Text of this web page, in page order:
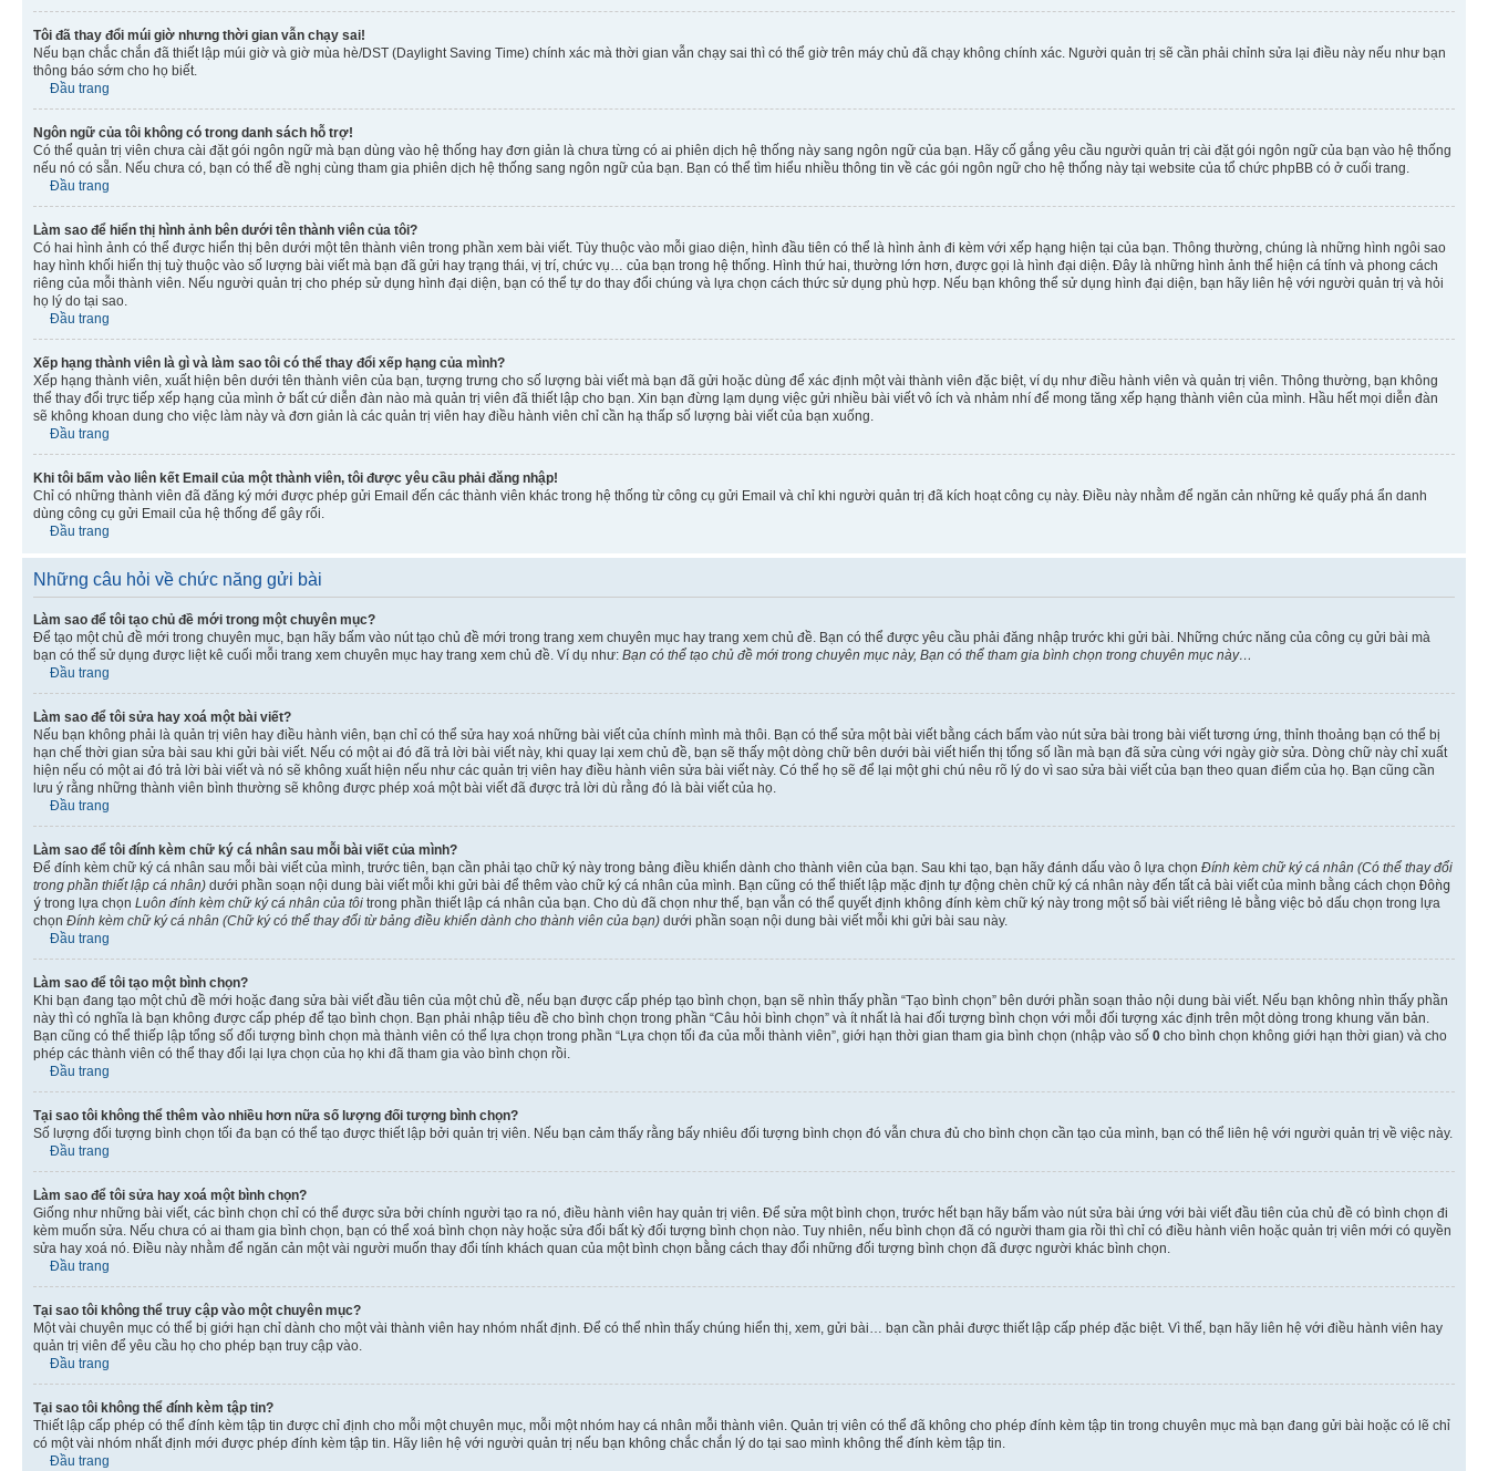
Tôi đã thay đổi múi giờ nhưng thời gian vẫn chạy sai!
Nếu bạn chắc chắn đã thiết lập múi giờ và giờ mùa hè/DST (Daylight Saving Time) chính xác mà thời gian vẫn chạy sai thì có thể giờ trên máy chủ đã chạy không chính xác. Người quản trị sẽ cần phải chỉnh sửa lại điều này nếu như bạn
thông báo sớm cho họ biết.
Đầu trang
Ngôn ngữ của tôi không có trong danh sách hỗ trợ!
Có thể quản trị viên chưa cài đặt gói ngôn ngữ mà bạn dùng vào hệ thống hay đơn giản là chưa từng có ai phiên dịch hệ thống này sang ngôn ngữ của bạn. Hãy cố gắng yêu cầu người quản trị cài đặt gói ngôn ngữ của bạn vào hệ thống
nếu nó có sẵn. Nếu chưa có, bạn có thể đề nghị cùng tham gia phiên dịch hệ thống sang ngôn ngữ của bạn. Bạn có thể tìm hiểu nhiều thông tin về các gói ngôn ngữ cho hệ thống này tại website của tổ chức phpBB có ở cuối trang.
Đầu trang
Làm sao để hiển thị hình ảnh bên dưới tên thành viên của tôi?
Có hai hình ảnh có thể được hiển thị bên dưới một tên thành viên trong phần xem bài viết. Tùy thuộc vào mỗi giao diện, hình đầu tiên có thể là hình ảnh đi kèm với xếp hạng hiện tại của bạn. Thông thường, chúng là những hình ngôi sao
hay hình khối hiển thị tuỳ thuộc vào số lượng bài viết mà bạn đã gửi hay trạng thái, vị trí, chức vụ… của bạn trong hệ thống. Hình thứ hai, thường lớn hơn, được gọi là hình đại diện. Đây là những hình ảnh thể hiện cá tính và phong cách
riêng của mỗi thành viên. Nếu người quản trị cho phép sử dụng hình đại diện, bạn có thể tự do thay đổi chúng và lựa chọn cách thức sử dụng phù hợp. Nếu bạn không thể sử dụng hình đại diện, bạn hãy liên hệ với người quản trị và hỏi
họ lý do tại sao.
Đầu trang
Xếp hạng thành viên là gì và làm sao tôi có thể thay đổi xếp hạng của mình?
Xếp hạng thành viên, xuất hiện bên dưới tên thành viên của bạn, tượng trưng cho số lượng bài viết mà bạn đã gửi hoặc dùng để xác định một vài thành viên đặc biệt, ví dụ như điều hành viên và quản trị viên. Thông thường, bạn không
thể thay đổi trực tiếp xếp hạng của mình ở bất cứ diễn đàn nào mà quản trị viên đã thiết lập cho bạn. Xin bạn đừng lạm dụng việc gửi nhiều bài viết vô ích và nhảm nhí để mong tăng xếp hạng thành viên của mình. Hầu hết mọi diễn đàn
sẽ không khoan dung cho việc làm này và đơn giản là các quản trị viên hay điều hành viên chỉ cần hạ thấp số lượng bài viết của bạn xuống.
Đầu trang
Khi tôi bấm vào liên kết Email của một thành viên, tôi được yêu cầu phải đăng nhập!
Chỉ có những thành viên đã đăng ký mới được phép gửi Email đến các thành viên khác trong hệ thống từ công cụ gửi Email và chỉ khi người quản trị đã kích hoạt công cụ này. Điều này nhằm để ngăn cản những kẻ quấy phá ẩn danh
dùng công cụ gửi Email của hệ thống để gây rối.
Đầu trang
Những câu hỏi về chức năng gửi bài
Làm sao để tôi tạo chủ đề mới trong một chuyên mục?
Để tạo một chủ đề mới trong chuyên mục, bạn hãy bấm vào nút tạo chủ đề mới trong trang xem chuyên mục hay trang xem chủ đề. Bạn có thể được yêu cầu phải đăng nhập trước khi gửi bài. Những chức năng của công cụ gửi bài mà
bạn có thể sử dụng được liệt kê cuối mỗi trang xem chuyên mục hay trang xem chủ đề. Ví dụ như: Bạn có thể tạo chủ đề mới trong chuyên mục này, Bạn có thể tham gia bình chọn trong chuyên mục này…
Đầu trang
Làm sao để tôi sửa hay xoá một bài viết?
Nếu bạn không phải là quản trị viên hay điều hành viên, bạn chỉ có thể sửa hay xoá những bài viết của chính mình mà thôi. Bạn có thể sửa một bài viết bằng cách bấm vào nút sửa bài trong bài viết tương ứng, thỉnh thoảng bạn có thể bị
hạn chế thời gian sửa bài sau khi gửi bài viết. Nếu có một ai đó đã trả lời bài viết này, khi quay lại xem chủ đề, bạn sẽ thấy một dòng chữ bên dưới bài viết hiển thị tổng số lần mà bạn đã sửa cùng với ngày giờ sửa. Dòng chữ này chỉ xuất
hiện nếu có một ai đó trả lời bài viết và nó sẽ không xuất hiện nếu như các quản trị viên hay điều hành viên sửa bài viết này. Có thể họ sẽ để lại một ghi chú nêu rõ lý do vì sao sửa bài viết của bạn theo quan điểm của họ. Bạn cũng cần
lưu ý rằng những thành viên bình thường sẽ không được phép xoá một bài viết đã được trả lời dù rằng đó là bài viết của họ.
Đầu trang
Làm sao để tôi đính kèm chữ ký cá nhân sau mỗi bài viết của mình?
Để đính kèm chữ ký cá nhân sau mỗi bài viết của mình, trước tiên, bạn cần phải tạo chữ ký này trong bảng điều khiển dành cho thành viên của bạn. Sau khi tạo, bạn hãy đánh dấu vào ô lựa chọn Đính kèm chữ ký cá nhân (Có thể thay đổi
trong phần thiết lập cá nhân) dưới phần soạn nội dung bài viết mỗi khi gửi bài để thêm vào chữ ký cá nhân của mình. Bạn cũng có thể thiết lập mặc định tự động chèn chữ ký cá nhân này đến tất cả bài viết của mình bằng cách chọn Đồng
ý trong lựa chọn Luôn đính kèm chữ ký cá nhân của tôi trong phần thiết lập cá nhân của bạn. Cho dù đã chọn như thế, bạn vẫn có thể quyết định không đính kèm chữ ký này trong một số bài viết riêng lẻ bằng việc bỏ dấu chọn trong lựa
chọn Đính kèm chữ ký cá nhân (Chữ ký có thể thay đổi từ bảng điều khiển dành cho thành viên của bạn) dưới phần soạn nội dung bài viết mỗi khi gửi bài sau này.
Đầu trang
Làm sao để tôi tạo một bình chọn?
Khi bạn đang tạo một chủ đề mới hoặc đang sửa bài viết đầu tiên của một chủ đề, nếu bạn được cấp phép tạo bình chọn, bạn sẽ nhìn thấy phần “Tạo bình chọn” bên dưới phần soạn thảo nội dung bài viết. Nếu bạn không nhìn thấy phần
này thì có nghĩa là bạn không được cấp phép để tạo bình chọn. Bạn phải nhập tiêu đề cho bình chọn trong phần “Câu hỏi bình chọn” và ít nhất là hai đối tượng bình chọn với mỗi đối tượng xác định trên một dòng trong khung văn bản.
Bạn cũng có thể thiếp lập tổng số đối tượng bình chọn mà thành viên có thể lựa chọn trong phần “Lựa chọn tối đa của mỗi thành viên”, giới hạn thời gian tham gia bình chọn (nhập vào số 0 cho bình chọn không giới hạn thời gian) và cho
phép các thành viên có thể thay đổi lại lựa chọn của họ khi đã tham gia vào bình chọn rồi.
Đầu trang
Tại sao tôi không thể thêm vào nhiều hơn nữa số lượng đối tượng bình chọn?
Số lượng đối tượng bình chọn tối đa bạn có thể tạo được thiết lập bởi quản trị viên. Nếu bạn cảm thấy rằng bấy nhiêu đối tượng bình chọn đó vẫn chưa đủ cho bình chọn cần tạo của mình, bạn có thể liên hệ với người quản trị về việc này.
Đầu trang
Làm sao để tôi sửa hay xoá một bình chọn?
Giống như những bài viết, các bình chọn chỉ có thể được sửa bởi chính người tạo ra nó, điều hành viên hay quản trị viên. Để sửa một bình chọn, trước hết bạn hãy bấm vào nút sửa bài ứng với bài viết đầu tiên của chủ đề có bình chọn đi
kèm muốn sửa. Nếu chưa có ai tham gia bình chọn, bạn có thể xoá bình chọn này hoặc sửa đổi bất kỳ đối tượng bình chọn nào. Tuy nhiên, nếu bình chọn đã có người tham gia rồi thì chỉ có điều hành viên hoặc quản trị viên mới có quyền
sửa hay xoá nó. Điều này nhằm để ngăn cản một vài người muốn thay đổi tính khách quan của một bình chọn bằng cách thay đổi những đối tượng bình chọn đã được người khác bình chọn.
Đầu trang
Tại sao tôi không thể truy cập vào một chuyên mục?
Một vài chuyên mục có thể bị giới hạn chỉ dành cho một vài thành viên hay nhóm nhất định. Để có thể nhìn thấy chúng hiển thị, xem, gửi bài… bạn cần phải được thiết lập cấp phép đặc biệt. Vì thế, bạn hãy liên hệ với điều hành viên hay
quản trị viên để yêu cầu họ cho phép bạn truy cập vào.
Đầu trang
Tại sao tôi không thể đính kèm tập tin?
Thiết lập cấp phép có thể đính kèm tập tin được chỉ định cho mỗi một chuyên mục, mỗi một nhóm hay cá nhân mỗi thành viên. Quản trị viên có thể đã không cho phép đính kèm tập tin trong chuyên mục mà bạn đang gửi bài hoặc có lẽ chỉ
có một vài nhóm nhất định mới được phép đính kèm tập tin. Hãy liên hệ với người quản trị nếu bạn không chắc chắn lý do tại sao mình không thể đính kèm tập tin.
Đầu trang